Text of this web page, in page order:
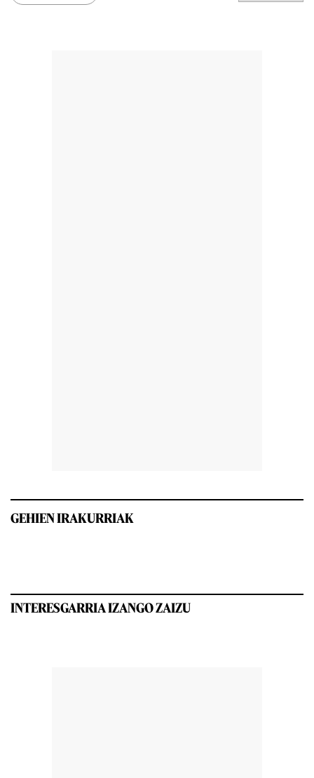
GEHIEN IRAKURRIAK
INTERESGARRIA IZANGO ZAIZU